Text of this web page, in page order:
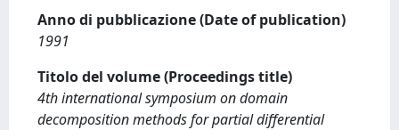
Anno di pubblicazione (Date of publication)
1991
Titolo del volume (Proceedings title)
4th international symposium on domain
decomposition methods for partial differential